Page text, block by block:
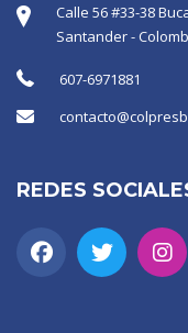
Calle 56 #33-38
Santander -
607-6971881
REDES